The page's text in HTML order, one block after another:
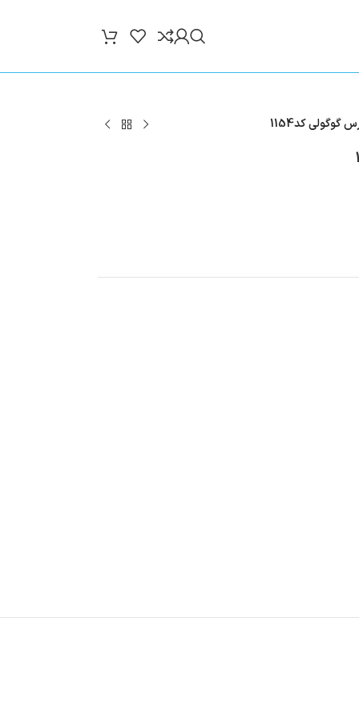
کد1154